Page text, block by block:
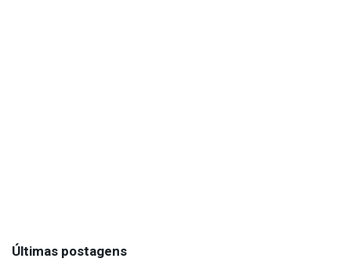
Últimas postagens